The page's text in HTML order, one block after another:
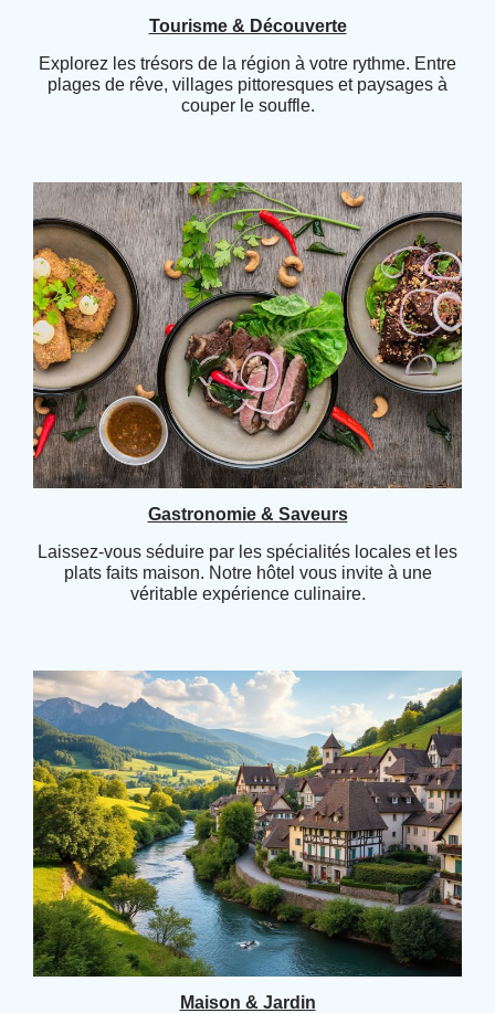
Tourisme & Découverte
Explorez les trésors de la région à votre rythme. Entre
plages de rêve, villages pittoresques et paysages à
couper le souffle.
Gastronomie & Saveurs
Laissez-vous séduire par les spécialités locales et les
plats faits maison. Notre hôtel vous invite à une
véritable expérience culinaire.
Maison & Jardin